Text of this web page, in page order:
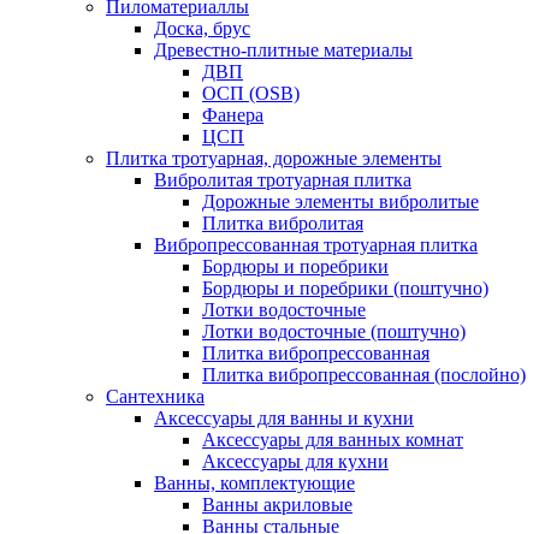
Пиломатериаллы
Доска, брус
Древестно-плитные материалы
ДВП
ОСП (OSB)
Фанера
ЦСП
Плитка тротуарная, дорожные элементы
Вибролитая тротуарная плитка
Дорожные элементы вибролитые
Плитка вибролитая
Вибропрессованная тротуарная плитка
Бордюры и поребрики
Бордюры и поребрики (поштучно)
Лотки водосточные
Лотки водосточные (поштучно)
Плитка вибропрессованная
Плитка вибропрессованная (послойно)
Сантехника
Аксессуары для ванны и кухни
Аксессуары для ванных комнат
Аксессуары для кухни
Ванны, комплектующие
Ванны акриловые
Ванны стальные